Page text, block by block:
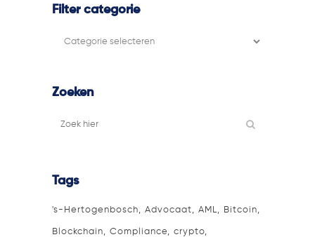
Filter categorie
Filter
Zoeken
Tags
's-Hertogenbosch Advocaat AML Bitcoin
Blockchain Compliance crypto